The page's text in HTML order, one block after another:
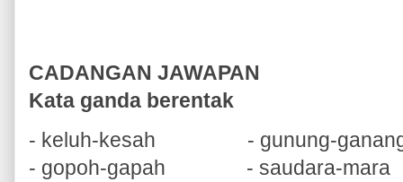
CADANGAN JAWAPAN
Kata ganda berentak
- keluh-kesah
- gunung-
- gopoh-gapah
- saudara-mara